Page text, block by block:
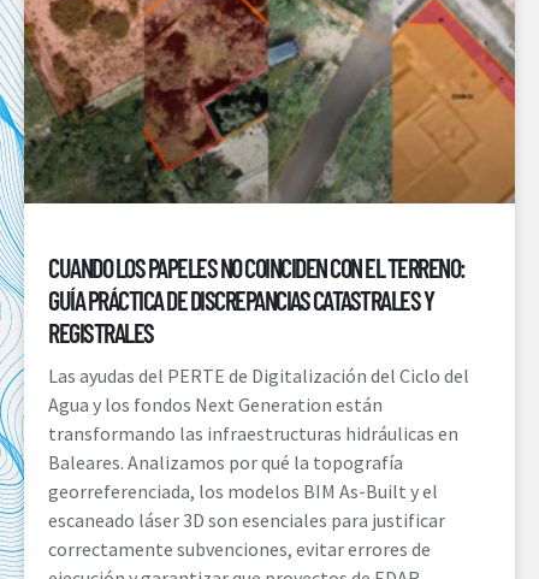
CUANDO LOS PAPELES NO COINCIDEN CON EL TERRENO:
GUÍA PRÁCTICA DE DISCREPANCIAS CATASTRALES Y
REGISTRALES
Las ayudas del PERTE de Digitalización del Ciclo del
Agua y los fondos Next Generation están
transformando las infraestructuras hidráulicas en
Baleares. Analizamos por qué la topografía
georreferenciada, los modelos BIM As-Built y el
escaneado láser 3D son esenciales para justificar
correctamente subvenciones, evitar errores de